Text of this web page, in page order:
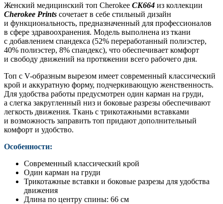
Женский медицинский топ Cherokee CK664 из коллекции
Cherokee Prints сочетает в себе стильный дизайн
и функциональность, предназначенный для профессионалов
в сфере здравоохранения. Модель выполнена из ткани
с добавлением спандекса (52% переработанный полиэстер,
40% полиэстер, 8% спандекс), что обеспечивает комфорт
и свободу движений на протяжении всего рабочего дня.
Топ с V-образным вырезом имеет современный классический
крой и аккуратную форму, подчеркивающую женственность.
Для удобства работы предусмотрен один карман на груди,
а слегка закругленный низ и боковые разрезы обеспечивают
легкость движения. Ткань с трикотажными вставками
и возможность заправить топ придают дополнительный
комфорт и удобство.
Особенности:
Современный классический крой
Один карман на груди
Трикотажные вставки и боковые разрезы для удобства
движения
Длина по центру спины: 66 см